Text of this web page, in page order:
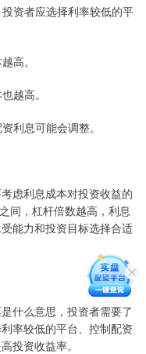
资者应选择利率较低的平
高。
越高。
利息可能会调整。
虑利息成本对投资收益的
间，杠杆倍数越高，利息
能力和投资目标选择合适
什么意思，投资者需要了
率较低的平台、控制配资
投资收益率。